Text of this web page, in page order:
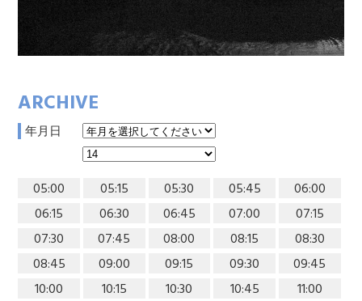
ARCHIVE
年月日
05:00 05:15 05:30 05:45
06:00
06:15
06:30 06:45 07:00
07:15
07:30
07:45 08:00 08:15
08:30
08:45
09:00 09:15 09:30
09:45
10:00
10:15 10:30 10:45
11:00